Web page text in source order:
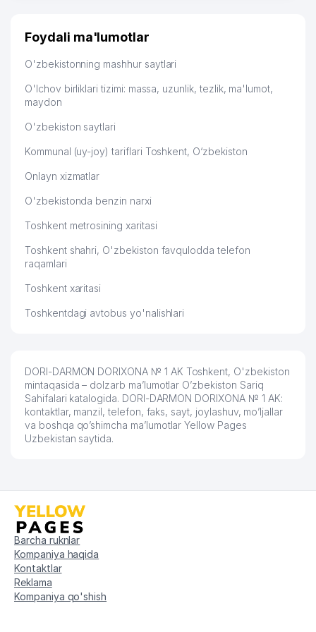
52 INTER FOOD PLYUS MChJ 327 м
53
55
KORXONASI
SHOHIDA KOMMUNAL SERVIS UY-
JOY MULK SHIRKATI
57 MEDELA COEPTIS MChJ 351 м
58
MANAGAMENT VAKOLATXONA
59 DILNORA KOMMUNAL MChJ
61
MR. ENGLISH NODAVLAT TA'LIM
MUASSASASI
364 м
62
XUSNUTDINOVA R.X. YAKKA
TARTIBDAGI TADBIRKOR
64
SUMITOMO CORPORATION
VAKOLATXONA
65 XIMAVTOMATIKA MChJ
66
67 EKONOMA XUSUSIY KORXONASI
Foydali ma'lumotlar
O'zbekistonning mashhur saytlari
O'lchov birliklari tizimi: massa, uzunlik, tezlik, ma'lumot,
maydon
O'zbekiston saytlari
Kommunal (uy-joy) tariflari Toshkent, O‘zbekiston
Onlayn xizmatlar
O'zbekistonda benzin narxi
Toshkent metrosining xaritasi
Toshkent shahri, O'zbekiston favqulodda telefon
raqamlari
Toshkent xaritasi
Toshkentdagi avtobus yo'nalishlari
DORI-DARMON DORIXONA № 1 AK Toshkent, O'zbekiston
mintaqasida – dolzarb ma’lumotlar O’zbekiston Sariq
Sahifalari katalogida. DORI-DARMON DORIXONA № 1 AK:
kontaktlar, manzil, telefon, faks, sayt, joylashuv, mo’ljallar
va boshqa qo’shimcha ma’lumotlar Yellow Pages
Uzbekistan saytida.
Barcha ruknlar
Kompaniya haqida
Kontaktlar
Reklama
Kompaniya qo'shish